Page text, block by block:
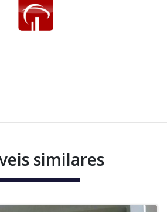
similares